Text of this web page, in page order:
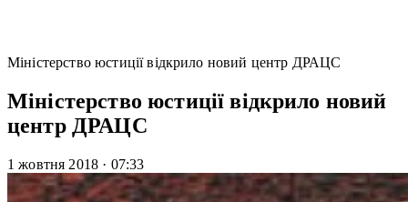
Міністерство юстиції відкрило новий центр ДРАЦС
Міністерство юстиції відкрило новий
центр ДРАЦС
1 жовтня 2018 · 07:33